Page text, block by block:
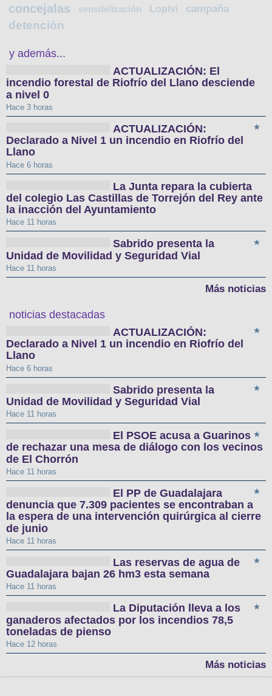
concejalas sensibilización Lopivi campaña
detención
y además...
ACTUALIZACIÓN: El
incendio forestal de Riofrío del Llano desciende
a nivel 0
Hace 3 horas
ACTUALIZACIÓN:
Declarado a Nivel 1 un incendio en Riofrío del
Llano
Hace 6 horas
La Junta repara la cubierta
del colegio Las Castillas de Torrejón del Rey ante
la inacción del Ayuntamiento
Hace 11 horas
Sabrido presenta la
Unidad de Movilidad y Seguridad Vial
Hace 11 horas
Más noticias
noticias destacadas
ACTUALIZACIÓN:
Declarado a Nivel 1 un incendio en Riofrío del
Llano
Hace 6 horas
Sabrido presenta la
Unidad de Movilidad y Seguridad Vial
Hace 11 horas
El PSOE acusa a Guarinos
de rechazar una mesa de diálogo con los vecinos
de El Chorrón
Hace 11 horas
El PP de Guadalajara
denuncia que 7.309 pacientes se encontraban a
la espera de una intervención quirúrgica al cierre
de junio
Hace 11 horas
Las reservas de agua de
Guadalajara bajan 26 hm3 esta semana
Hace 11 horas
La Diputación lleva a los
ganaderos afectados por los incendios 78,5
toneladas de pienso
Hace 12 horas
Más noticias